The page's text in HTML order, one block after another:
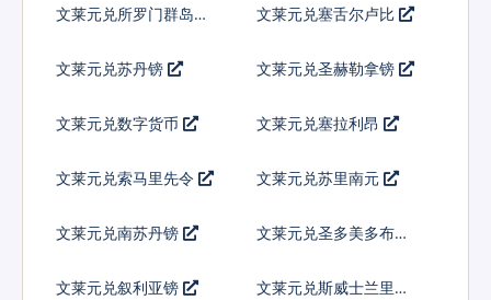
文莱元兑所罗门群岛元 文莱元兑塞舌尔卢比
文莱元兑苏丹镑 文莱元兑圣赫勒拿镑
文莱元兑数字货币 文莱元兑塞拉利昂
文莱元兑索马里先令 文莱元兑苏里南元
文莱元兑南苏丹镑 文莱元兑圣多美多布拉
文莱元兑叙利亚镑
文莱元兑斯威士兰里兰